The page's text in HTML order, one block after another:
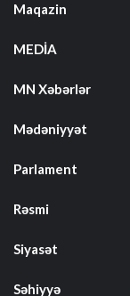
Maqazin
MEDİA
MN Xəbərlər
Mədəniyyət
Parlament
Rəsmi
Siyasət
Səhiyyə